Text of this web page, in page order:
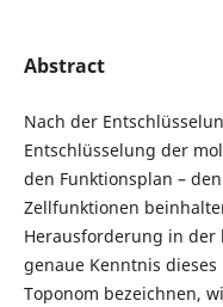
Abstract
Nach der
Entschlüsselung der
den Funktionsplan –
Zellfunktionen
Herausforderung in der
genaue Kenntnis
Toponom bezeichnen,